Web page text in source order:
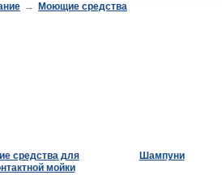
→ Моющие средства
средства для
мойки
Шампуни